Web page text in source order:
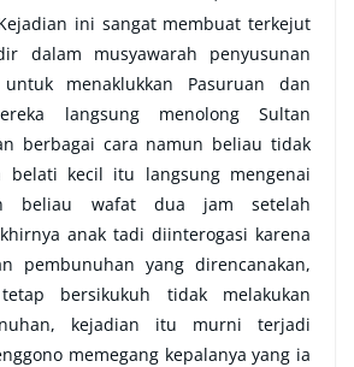
ini sangat membuat terkejut
dalam musyawarah penyusunan
menaklukkan Pasuruan dan
langsung menolong Sultan
berbagai cara namun beliau tidak
belati kecil itu langsung mengenai
beliau wafat dua jam setelah
anak tadi diinterogasi karena
pembunuhan yang direncanakan,
bersikukuh tidak melakukan
kejadian itu murni terjadi
memegang kepalanya yang ia